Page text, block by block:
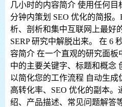
几小时的内容简介 使用任何
分钟内策划 SEO 优化的简报
析、剖析和集中互联网上最好
SERP 研究中解脱出来。 在 6
容简介 在一个直观的研究面板
中的主要关键字、标题和概念
以简化您的工作流程 自动生
高转化率、SEO 优化的副本
绍、产品描述、常见问题解答